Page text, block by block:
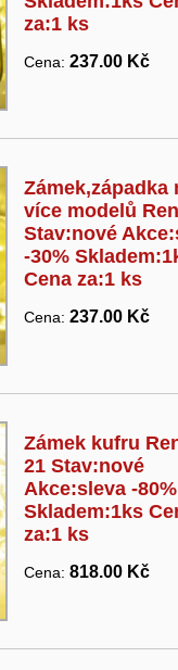
za:1 ks
Cena: 237.00 Kč
Zámek,západka
více modelů
Stav:nové
-30%
Cena za:1 ks
Cena: 237.00 Kč
Zámek kufru
21 Stav:nové
Akce:sleva -80%
Skladem:1ks
za:1 ks
Cena: 818.00 Kč